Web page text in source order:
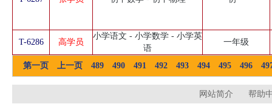
T-6286 高学员
小学语文 - 小学数学 - 小学英
语
一年级
第一页 上一页 489 490 491 492 493 494 495 496
网站简介 帮助